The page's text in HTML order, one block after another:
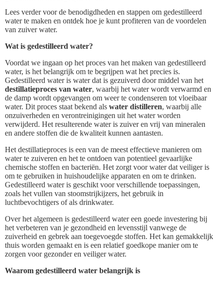
Lees verder voor de benodigdheden en stappen om gedestilleerd
water te maken en ontdek hoe je kunt profiteren van de voordelen
van zuiver water.
Wat is gedestilleerd water?
Voordat we ingaan op het proces van het maken van gedestilleerd
water, is het belangrijk om te begrijpen wat het precies is.
Gedestilleerd water is water dat is gezuiverd door middel van het
destillatieproces van water, waarbij het water wordt verwarmd en
de damp wordt opgevangen om weer te condenseren tot vloeibaar
water. Dit proces staat bekend als water distilleren, waarbij alle
onzuiverheden en verontreinigingen uit het water worden
verwijderd. Het resulterende water is zuiver en vrij van mineralen
en andere stoffen die de kwaliteit kunnen aantasten.
Het destillatieproces is een van de meest effectieve manieren om
water te zuiveren en het te ontdoen van potentieel gevaarlijke
chemische stoffen en bacteriën. Het zorgt voor water dat veiliger is
om te gebruiken in huishoudelijke apparaten en om te drinken.
Gedestilleerd water is geschikt voor verschillende toepassingen,
zoals het vullen van stoomstrijkijzers, het gebruik in
luchtbevochtigers of als drinkwater.
Over het algemeen is gedestilleerd water een goede investering bij
het verbeteren van je gezondheid en levensstijl vanwege de
zuiverheid en gebrek aan toegevoegde stoffen. Het kan gemakkelijk
thuis worden gemaakt en is een relatief goedkope manier om te
zorgen voor gezonder en veiliger water.
Waarom gedestilleerd water belangrijk is